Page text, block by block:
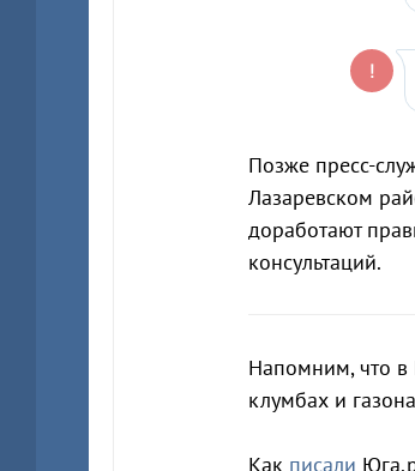
Позже пресс-
Лазаревском
доработают
консультаций.
Напомним, что в
клумбах и
Как писали